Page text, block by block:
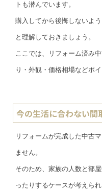
トも潜んでいます。
購入してから後悔しないよ
と理解しておきましょう。
ここでは、リフォーム済み
り・外観・価格相場などポ
今の生活に合わない間
リフォームが完成した中古
ません。
そのため、家族の人数と部
ったりするケースが考えられ